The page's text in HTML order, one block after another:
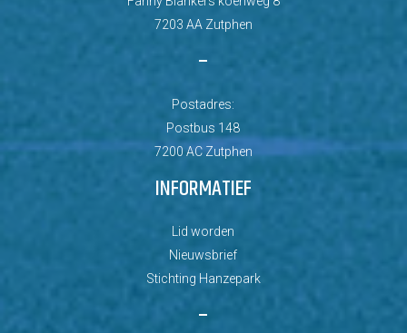
7203 AA Zutphen
–
Postadres:
Postbus 148
7200 AC Zutphen
INFORMATIEF
Lid worden
Nieuwsbrief
Stichting Hanzepark
–